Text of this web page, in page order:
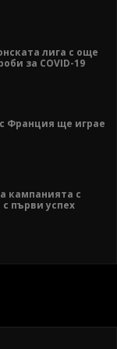
лига с още
за COVID-19
Франция ще играе
кампанията с
първи успех